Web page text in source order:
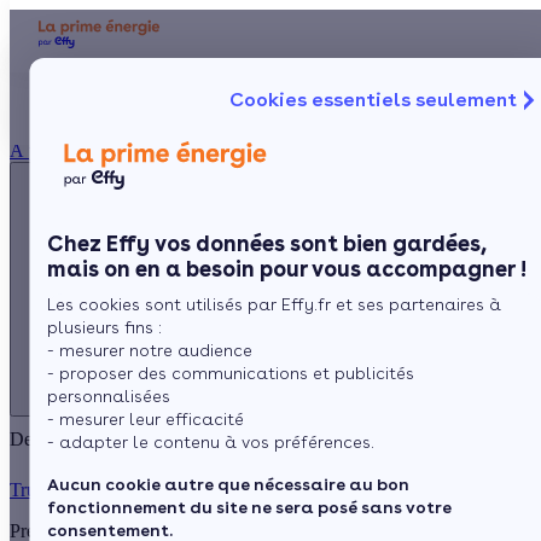
Cookies essentiels seulement
Chez Effy vos données sont bien gardées,
mais on en a besoin pour vous accompagner !
Les cookies sont utilisés par Effy.fr et ses partenaires à
plusieurs fins :
- mesurer notre audience
- proposer des communications et publicités
personnalisées
- mesurer leur efficacité
- adapter le contenu à vos préférences.
Aucun cookie autre que nécessaire au bon
fonctionnement du site ne sera posé sans votre
consentement.
À propos
du lundi au vendredi -
3456
Aides et
Le
Appelez-nous !
du lundi au vendredi - 8h à 19h
3456
Service gratuit
+ prix appel
Des milliers de clients satisfaits : découvrez leurs avis sur Effy
Trustpilot
Présent sur le marché depuis 2008,